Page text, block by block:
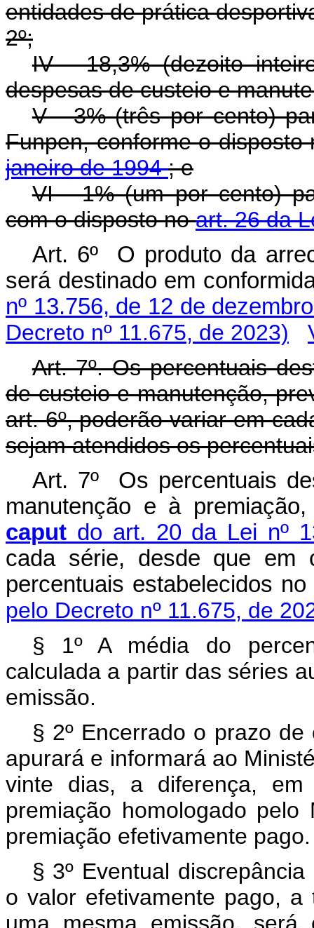
entidades de prática
2º;
IV - 18,3% (dezoito
despesas de custeio e
V - 3% (três por cento)
Funpen, conforme o
janeiro de 1994; e
VI - 1% (um por cento)
com o disposto noart. 26 da
Art. 6º O produto da
será destinado em
nº 13.756, de 12 de
Decreto nº 11.675, de 2023)
Art. 7º. Os percentuais
de custeio e manutenção,
art. 6º, poderão variar em
sejam atendidos os
Art. 7º Os percentuais
manutenção e à
caput do art. 20 da Lei nº
cada série, desde que em
percentuais
pelo Decreto nº 11.675, de
§ 1º A média do
calculada a partir das séries
emissão.
§ 2º Encerrado o prazo
apurará e informará ao
vinte dias, a diferença,
premiação homologado
premiação efetivamente pago.
§ 3º Eventual
o valor efetivamente pago,